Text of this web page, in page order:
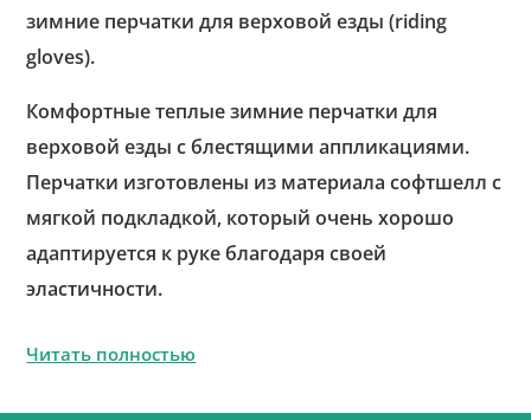
зимние перчатки для верховой езды (riding
gloves).
Комфортные теплые зимние перчатки для
верховой езды с блестящими аппликациями.
Перчатки изготовлены из материала софтшелл с
мягкой подкладкой, который очень хорошо
адаптируется к руке благодаря своей
эластичности.
Читать полностью